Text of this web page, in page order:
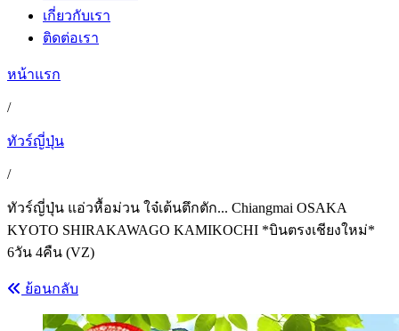
เกี่ยวกับเรา
ติดต่อเรา
หน้าแรก
/
ทัวร์ญี่ปุ่น
/
ทัวร์ญี่ปุ่น แอ่วหื้อม่วน ใจ๋เต้นตึกตัก... Chiangmai OSAKA
KYOTO SHIRAKAWAGO KAMIKOCHI *บินตรงเชียงใหม่*
6วัน 4คืน (VZ)
ย้อนกลับ